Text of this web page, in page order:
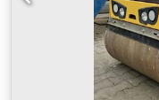
(hydrostatische
knikbesturing,
Werkverlichting,
met Bluetooth/USB,